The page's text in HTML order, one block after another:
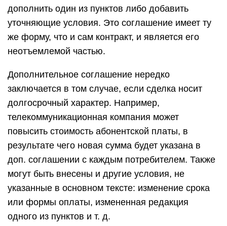
дополнить один из пунктов либо добавить
уточняющие условия. Это соглашение имеет ту
же форму, что и сам контракт, и является его
неотъемлемой частью.
Дополнительное соглашение нередко
заключается в том случае, если сделка носит
долгосрочный характер. Например,
телекоммуникационная компания может
повысить стоимость абонентской платы, в
результате чего новая сумма будет указана в
доп. соглашении с каждым потребителем. Также
могут быть внесены и другие условия, не
указанные в основном тексте: изменение срока
или формы оплаты, измененная редакция
одного из пунктов и т. д.